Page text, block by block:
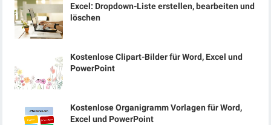
Excel: Dropdown-Liste erstellen, bearbeiten und
löschen
Kostenlose Clipart-Bilder für Word, Excel und
PowerPoint
Kostenlose Organigramm Vorlagen für Word,
Excel und PowerPoint